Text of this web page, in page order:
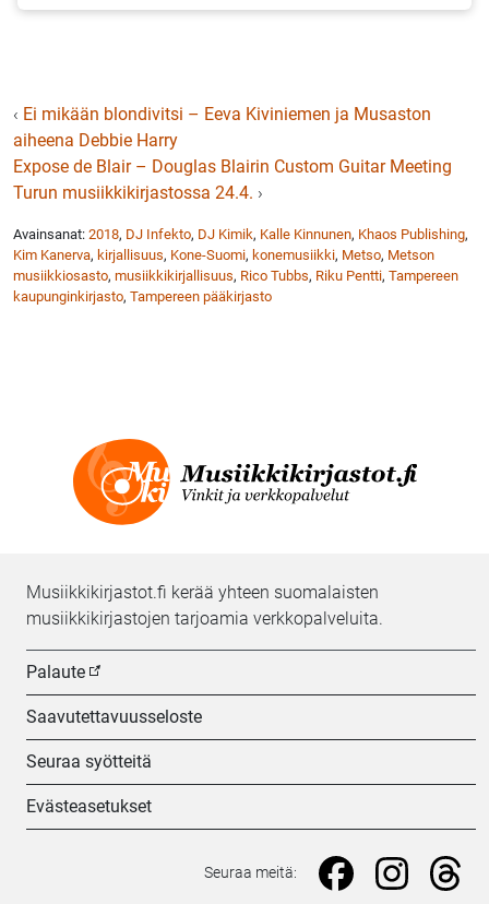
‹ Ei mikään blondivitsi – Eeva Kiviniemen ja Musaston
aiheena Debbie Harry
Expose de Blair – Douglas Blairin Custom Guitar Meeting
Turun musiikkikirjastossa 24.4. ›
Avainsanat: 2018, DJ Infekto, DJ Kimik, Kalle Kinnunen, Khaos Publishing,
Kim Kanerva, kirjallisuus, Kone-Suomi, konemusiikki, Metso, Metson
musiikkiosasto, musiikkikirjallisuus, Rico Tubbs, Riku Pentti, Tampereen
kaupunginkirjasto, Tampereen pääkirjasto
Musiikkikirjastot.fi kerää yhteen suomalaisten
musiikkikirjastojen tarjoamia verkkopalveluita.
Palaute
Saavutettavuusseloste
Seuraa syötteitä
Evästeasetukset
Seuraa meitä: